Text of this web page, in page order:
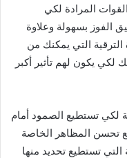
المرادة لكي
الفوز بسهولة وعلاوة
الترقية التي يمكنك من
لكي يكون لهم تأثير أكبر
لكي تستطيع الصمود أمام
تحسن المظاهر الخاصة
تستطيع تحديد منها